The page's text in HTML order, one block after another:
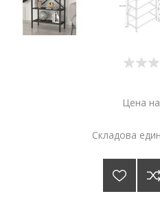
Цена
Складова